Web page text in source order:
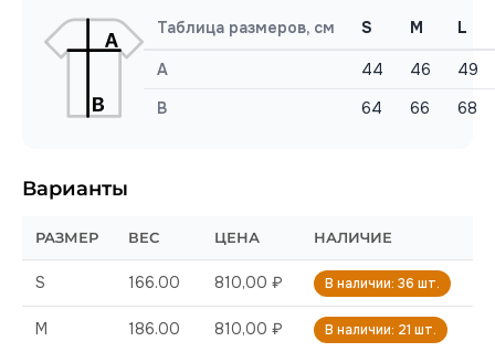
Таблица размеров, см S M L
A 44 46
49
B
64 66 68
Варианты
РАЗМЕР ВЕС ЦЕНА НАЛИЧИЕ
S 166.00 810,00 ₽ В наличии: 36 шт.
M 186.00 810,00 ₽ В наличии: 21 шт.